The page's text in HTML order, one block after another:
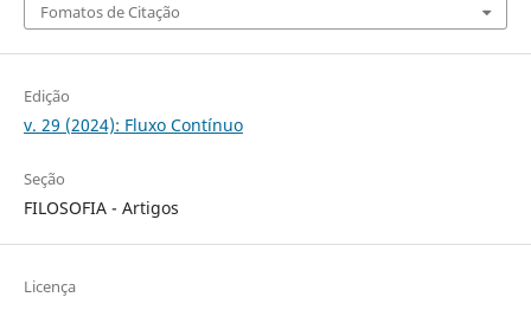
Fomatos de Citação
Edição
v. 29 (2024): Fluxo Contínuo
Seção
FILOSOFIA - Artigos
Licença